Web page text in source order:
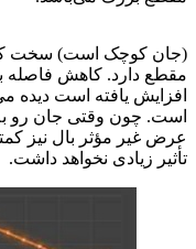
(جان کوچک است) سخت
افزایش یافته است دیده
است. چون وقتی جان رو
عرض غیر مؤثر بال نیز
تأثیر زیادی نخواهد داشت.